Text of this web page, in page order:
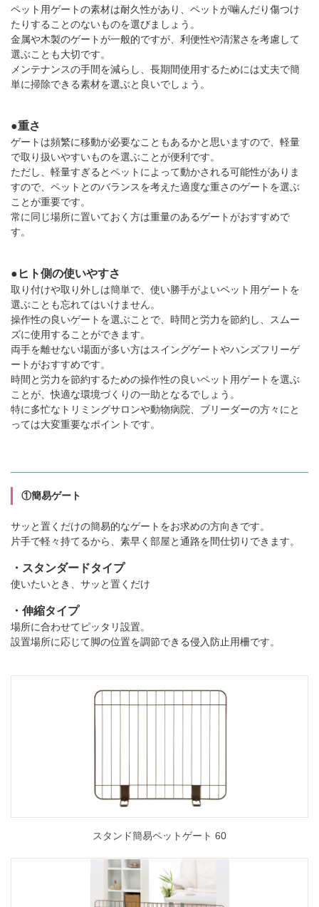
ペット用ゲートの素材は耐久性があり、ペットが噛んだり傷つけ
たりすることのないものを選びましょう。
金属や木製のゲートが一般的ですが、利便性や清潔さを考慮して
選ぶことも大切です。
メンテナンスの手間を減らし、長期間使用するためには丈夫で簡
単に掃除できる素材を選ぶと良いでしょう。
●重さ
ゲートは頻繁に移動が必要なこともあるかと思いますので、軽量
で取り扱いやすいものを選ぶことが便利です。
ただし、軽量すぎるとペットによって動かされる可能性がありま
すので、ペットとのバランスを考えた適度な重さのゲートを選ぶ
ことが重要です。
常に同じ場所に置いておく方は重量のあるゲートがおすすめで
す。
●ヒト側の使いやすさ
取り付けや取り外しは簡単で、使い勝手がよいペット用ゲートを
選ぶことも忘れてはいけません。
操作性の良いゲートを選ぶことで、時間と労力を節約し、スムー
ズに使用することができます。
両手を離せない場面が多い方はスイングゲートやハンズフリーゲ
ートがおすすめです。
時間と労力を節約するための操作性の良いペット用ゲートを選ぶ
ことが、快適な環境づくりの一助となるでしょう。
特に多忙なトリミングサロンや動物病院、ブリーダーの方々にと
っては大変重要なポイントです。
①簡易ゲート
サッと置くだけの簡易的なゲートをお求めの方向きです。
片手で軽々持てるから、素早く部屋と通路を間仕切りできます。
・スタンダードタイプ
使いたいとき、サッと置くだけ
・伸縮タイプ
場所に合わせてピッタリ設置。
設置場所に応じて脚の位置を調節できる侵入防止用柵です。
スタンド簡易ペットゲート 60